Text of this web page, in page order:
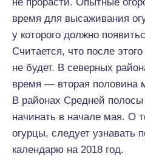
время для высаживания
у которого должно
Считается, что после
не будет. В северных
время — вторая половина
В районах Средней
начинать в начале мая. О
огурцы, следует узнавать
календарю на 2018 год.